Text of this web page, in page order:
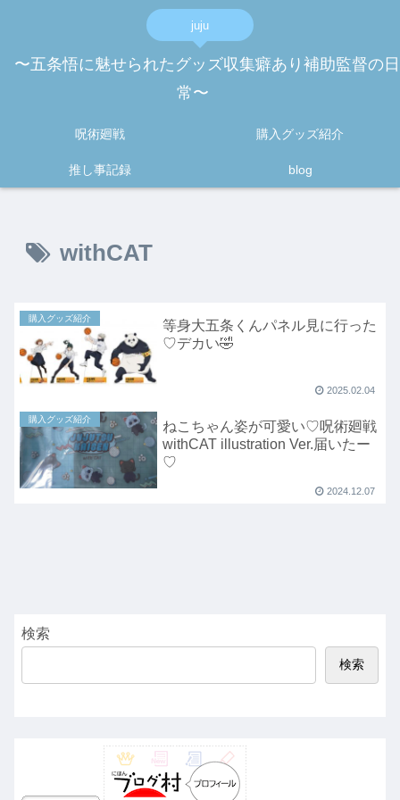
juju
〜五条悟に魅せられたグッズ収集癖あり補助監督の日
常〜
呪術廻戦 購入グッズ紹介
推し事記録 blog
withCAT
購入グッズ紹介
等身大五条くんパネル見に行った
♡デカい🤣
2025.02.04
購入グッズ紹介
ねこちゃん姿が可愛い♡呪術廻戦
withCAT illustration Ver.届いたー
♡
2024.12.07
検索
検索